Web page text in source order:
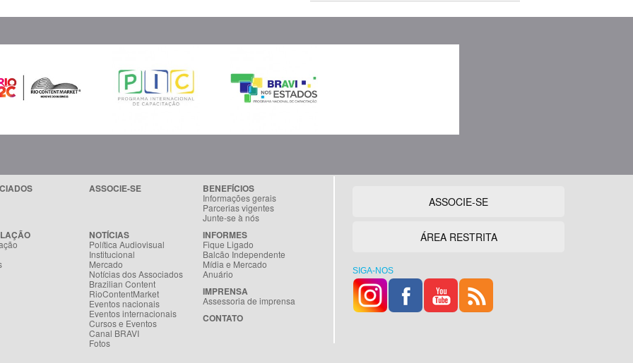
ASSOCIE-SE BENEFÍCIOS
Informações gerais
Parcerias vigentes
Junte-se à nós
NOTÍCIAS
Política Audiovisual
Institucional
Mercado
Notícias dos Associados
Brazilian Content
RioContentMarket
Eventos nacionais
Eventos internacionais
Cursos e Eventos
Canal BRAVI
Fotos
INFORMES
Fique Ligado
Balcão Independente
Mídia e Mercado
Anuário
IMPRENSA
Assessoria de imprensa
CONTATO
ASSOCIE-SE
ÁREA RESTRITA
SIGA-NOS